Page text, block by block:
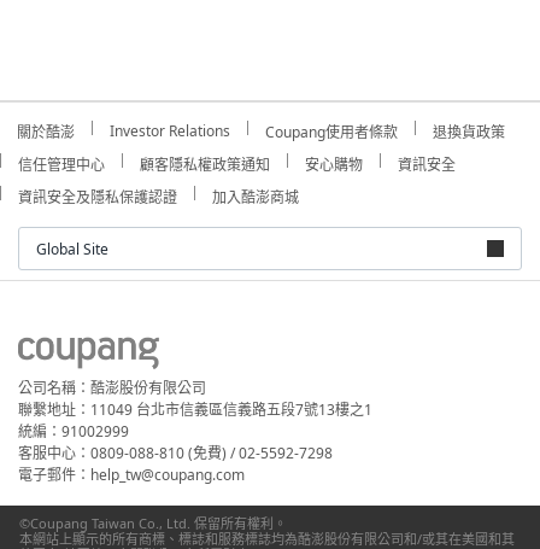
關於酷澎 Investor Relations Coupang使用者條款
退換貨政策
信任管理中心
顧客隱私權政策通知 安心購物
資訊安全
資訊安全及隱私保護認證
加入酷澎商城
Global Site
公司名稱：酷澎股份有限公司
聯繫地址：11049 台北市信義區信義路五段7號13樓之1
統編：91002999
客服中心：0809-088-810 (免費) / 02-5592-7298
電子郵件：help_tw@coupang.com
©Coupang Taiwan Co., Ltd. 保留所有權利。
本網站上顯示的所有商標、標誌和服務標誌均為酷澎股份有限公司和/或其在美國和其